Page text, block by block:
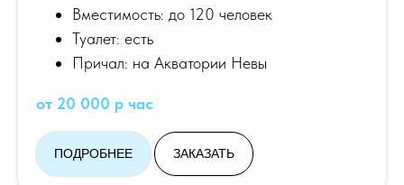
Вместимость: до 120 человек
Туалет: есть
Причал: на Акватории Невы
от 20 000 р час
ПОДРОБНЕЕ ЗАКАЗАТЬ